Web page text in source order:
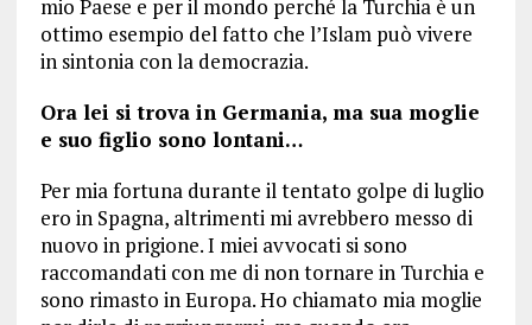
mio Paese e per il mondo perché la Turchia è un
ottimo esempio del fatto che l’Islam può vivere
in sintonia con la democrazia.
Ora lei si trova in Germania, ma sua moglie
e suo figlio sono lontani…
Per mia fortuna durante il tentato golpe di luglio
ero in Spagna, altrimenti mi avrebbero messo di
nuovo in prigione. I miei avvocati si sono
raccomandati con me di non tornare in Turchia e
sono rimasto in Europa. Ho chiamato mia moglie